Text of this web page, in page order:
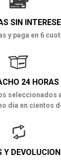
SIN
y paga en 6
24 HORAS
seleccionados
día en cientos
Y